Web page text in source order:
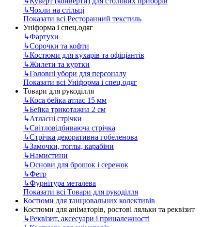
↳Чохли на стільці
Показати всі Ресторанний текстиль
Уніформа і спец.одяг
↳Фартухи
↳Сорочки та кофти
↳Костюми для кухарів та офіціантів
↳Жилети та куртки
↳Головні убори для персоналу
Показати всі Уніформа і спец.одяг
Товари для рукоділля
↳Коса бейка атлас 15 мм
↳Бейка трикотажна 2 см
↳Атласні стрічки
↳Світловідбиваюча стрічка
↳Стрічка декоративна гобеленова
↳Замочки, тоглы, карабіни
↳Намистини
↳Основи для брошок і сережок
↳Фетр
↳Фурнітура металева
Показати всі Товари для рукоділля
Костюми для танцювальних колективів
Костюми для аніматорів, ростові ляльки та реквізит
↳Реквізит, аксесуари і приналежності